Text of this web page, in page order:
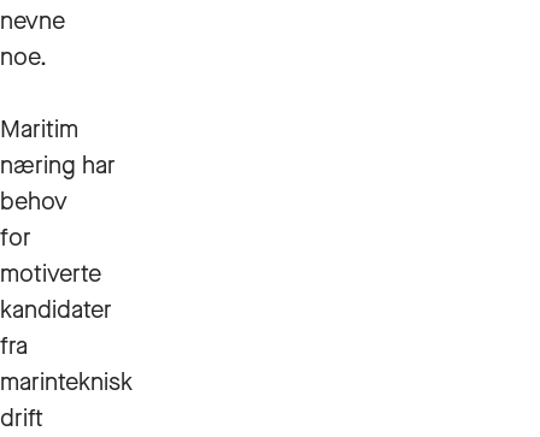
nevne
noe.
Maritim
næring har
behov
for
motiverte
kandidater
fra
marinteknisk
drift